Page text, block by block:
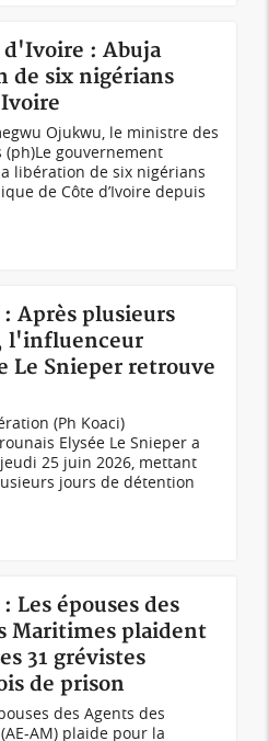
: Abuja
de six nigérians
Ojukwu, le ministre des
gouvernement
libération de six nigérians
de Côte d’Ivoire depuis
Après plusieurs
l'influenceur
Le Snieper retrouve
(Ph Koaci)
Elysée Le Snieper a
25 juin 2026, mettant
jours de détention
Les épouses des
Maritimes plaident
31 grévistes
de prison
des Agents des
AM) plaide pour la